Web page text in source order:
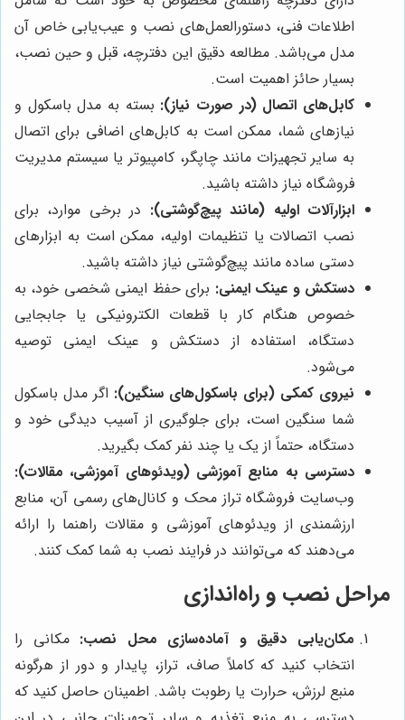
اطلاعات فنی، دستورالعمل‌های نصب و عیب‌یابی خاص آن
مدل می‌باشد. مطالعه دقیق این دفترچه، قبل و حین نصب،
بسیار حائز اهمیت است.
کابل‌های اتصال (در صورت نیاز): بسته به مدل باسکول و
نیازهای شما، ممکن است به کابل‌های اضافی برای اتصال
به سایر تجهیزات مانند چاپگر، کامپیوتر یا سیستم مدیریت
فروشگاه نیاز داشته باشید.
ابزارآلات اولیه (مانند پیچ‌گوشتی): در برخی موارد، برای
نصب اتصالات یا تنظیمات اولیه، ممکن است به ابزارهای
دستی ساده مانند پیچ‌گوشتی نیاز داشته باشید.
دستکش و عینک ایمنی: برای حفظ ایمنی شخصی خود، به
خصوص هنگام کار با قطعات الکترونیکی یا جابجایی
دستگاه، استفاده از دستکش و عینک ایمنی توصیه
می‌شود.
نیروی کمکی (برای باسکول‌های سنگین): اگر مدل باسکول
شما سنگین است، برای جلوگیری از آسیب دیدگی خود و
دستگاه، حتماً از یک یا چند نفر کمک بگیرید.
دسترسی به منابع آموزشی (ویدئوهای آموزشی، مقالات):
وب‌سایت فروشگاه تراز محک و کانال‌های رسمی آن، منابع
ارزشمندی از ویدئوهای آموزشی و مقالات راهنما را ارائه
می‌دهند که می‌توانند در فرایند نصب به شما کمک کنند.
مراحل نصب و راه‌اندازی
مکان‌یابی دقیق و آماده‌سازی محل نصب: مکانی را
انتخاب کنید که کاملاً صاف، تراز، پایدار و دور از هرگونه
منبع لرزش، حرارت یا رطوبت باشد. اطمینان حاصل کنید که